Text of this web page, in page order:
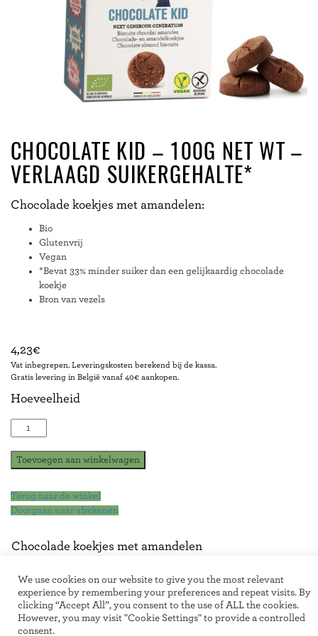
CHOCOLATE KID – 100G NET WT –
VERLAAGD SUIKERGEHALTE*
Chocolade koekjes met amandelen:
Bio
Glutenvrij
Vegan
*Bevat 33% minder suiker dan een gelijkaardig chocolade
koekje
Bron van vezels
4,23€
Vat inbegrepen. Leveringskosten berekend bij de kassa.
Gratis levering in België vanaf 40€ aankopen.
Hoeveelheid
Chocolate
Kid
-
100g
Wt
-
suikergehalte*
aantal
Toevoegen aan winkelwagen
Terug naar de winkel
Doorgaan naar afrekenen
Chocolade koekjes met amandelen
We use cookies on our website to give you the most relevant
experience by remembering your preferences and repeat visits. By
clicking “Accept All”, you consent to the use of ALL the cookies.
However, you may visit "Cookie Settings" to provide a controlled
consent.